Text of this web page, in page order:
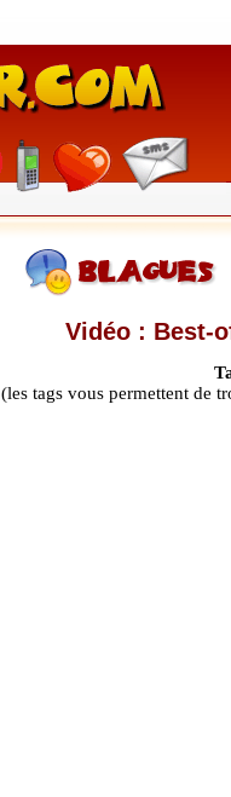
Vidéo : Best-
(les tags vous permettent de